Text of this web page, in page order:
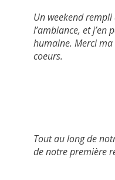
Un weekend
l’ambiance, et j’en
humaine. Merci
coeurs.
Tout au long de
de notre première